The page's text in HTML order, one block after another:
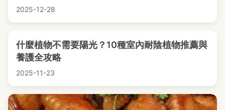
2025-12-28
什麼植物不需要陽光？10種室內耐陰植物推薦與
養護全攻略
2025-11-23